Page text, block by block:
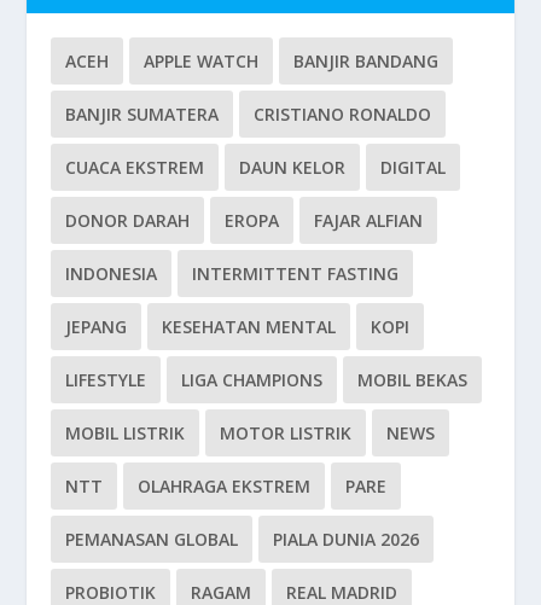
ACEH APPLE WATCH BANJIR BANDANG
BANJIR SUMATERA CRISTIANO RONALDO
CUACA EKSTREM DAUN KELOR DIGITAL
DONOR DARAH EROPA FAJAR ALFIAN
INDONESIA INTERMITTENT FASTING
JEPANG KESEHATAN MENTAL KOPI
LIFESTYLE LIGA CHAMPIONS MOBIL BEKAS
MOBIL LISTRIK MOTOR LISTRIK NEWS
NTT OLAHRAGA EKSTREM PARE
PEMANASAN GLOBAL PIALA DUNIA 2026
PROBIOTIK RAGAM REAL MADRID